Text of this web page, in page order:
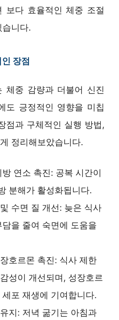
보다 효율적인 체중 조절
니다.
장점
체중 감량과 더불어 신진
도 긍정적인 영향을 미칩
점과 구체적인 실행 방법,
정리해보았습니다.
연소 촉진: 공복 시간이
분해가 활성화됩니다.
수면 질 개선: 늦은 식사
담을 줄여 숙면에 도움을
호르몬 촉진: 식사 제한
성이 개선되며, 성장호르
포 재생에 기여합니다.
지: 저녁 굶기는 아침과